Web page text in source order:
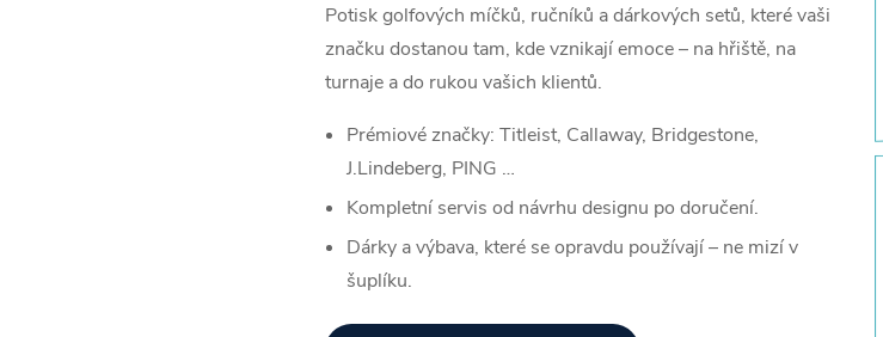
Potisk golfových míčků, ručníků a dárkových setů, které vaši
značku dostanou tam, kde vznikají emoce – na hřiště, na
turnaje a do rukou vašich klientů.
Prémiové značky: Titleist, Callaway, Bridgestone,
J.Lindeberg, PING …
Kompletní servis od návrhu designu po doručení.
Dárky a výbava, které se opravdu používají – ne mizí v
šuplíku.